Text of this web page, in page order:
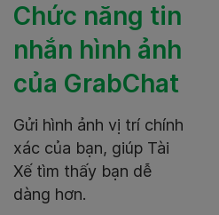
Chức năng tin
nhắn hình ảnh
của GrabChat
Gửi hình ảnh vị trí chính
xác của bạn, giúp Tài
Xế tìm thấy bạn dễ
dàng hơn.